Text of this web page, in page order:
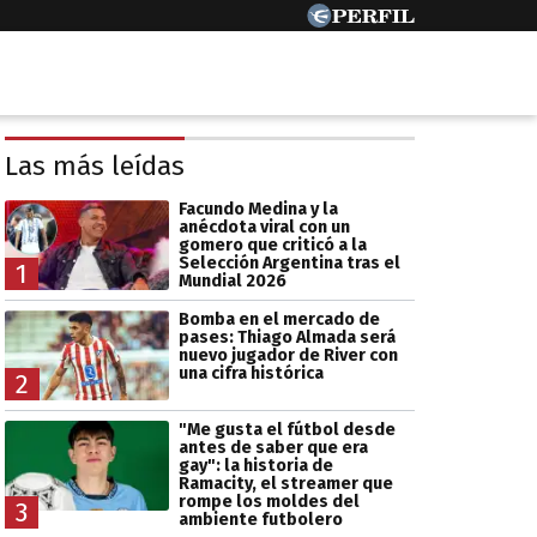
Las más leídas
1
Facundo Medina y la
anécdota viral con un
gomero que criticó a la
Selección Argentina tras el
Mundial 2026
2
Bomba en el mercado de
pases: Thiago Almada será
nuevo jugador de River con
una cifra histórica
3
"Me gusta el fútbol desde
antes de saber que era
gay": la historia de
Ramacity, el streamer que
rompe los moldes del
ambiente futbolero